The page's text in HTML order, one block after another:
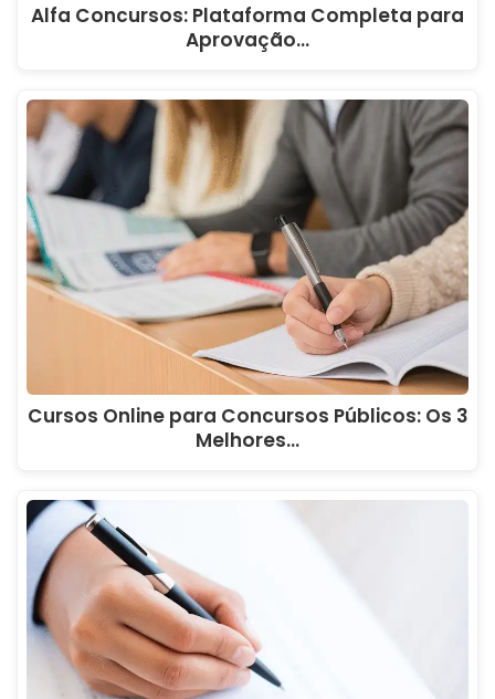
Alfa Concursos: Plataforma Completa para
Aprovação…
Cursos Online para Concursos Públicos: Os 3
Melhores…